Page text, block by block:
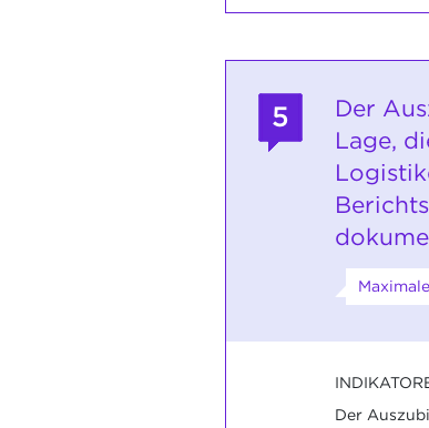
5
Der
Lage,
Der